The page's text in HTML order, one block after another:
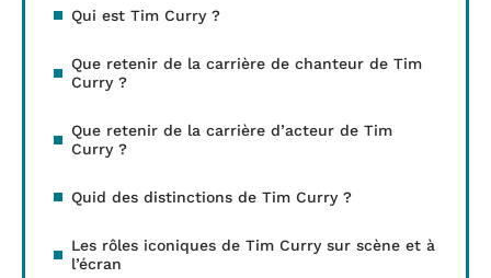
Qui est Tim Curry ?
Que retenir de la carrière de chanteur de Tim
Curry ?
Que retenir de la carrière d’acteur de Tim
Curry ?
Quid des distinctions de Tim Curry ?
Les rôles iconiques de Tim Curry sur scène et à
l’écran